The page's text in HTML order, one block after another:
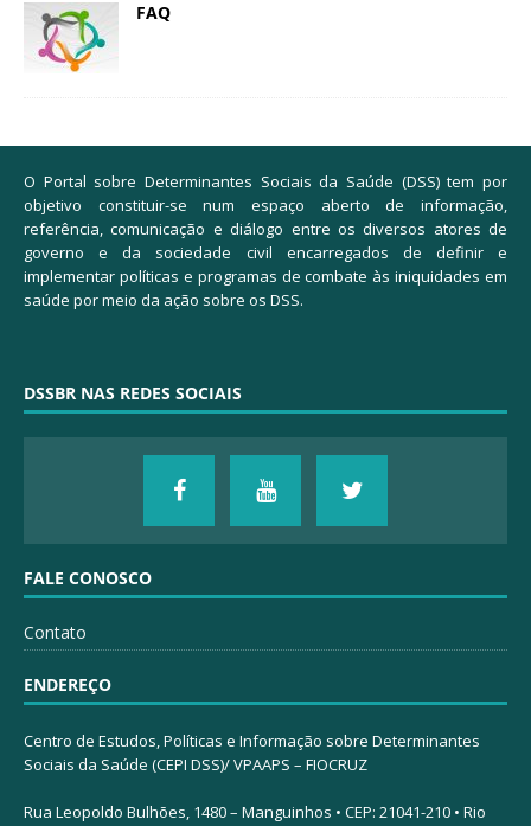
FAQ
O Portal sobre Determinantes Sociais da Saúde (DSS) tem por
objetivo constituir-se num espaço aberto de informação,
referência, comunicação e diálogo entre os diversos atores de
governo e da sociedade civil encarregados de definir e
implementar políticas e programas de combate às iniquidades em
saúde por meio da ação sobre os DSS.
DSSBR NAS REDES SOCIAIS
FALE CONOSCO
Contato
ENDEREÇO
Centro de Estudos, Políticas e Informação sobre Determinantes
Sociais da Saúde (CEPI DSS)/ VPAAPS – FIOCRUZ
Rua Leopoldo Bulhões, 1480 – Manguinhos • CEP: 21041-210 • Rio